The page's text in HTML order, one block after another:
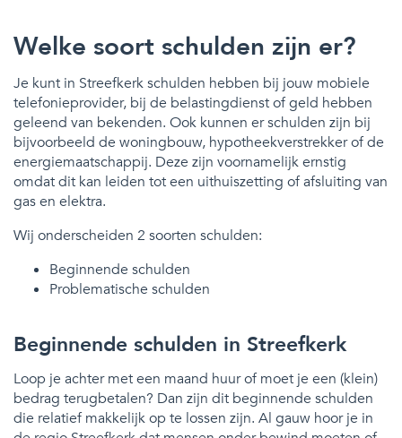
Welke soort schulden zijn er?
Je kunt in Streefkerk schulden hebben bij jouw mobiele
telefonieprovider, bij de belastingdienst of geld hebben
geleend van bekenden. Ook kunnen er schulden zijn bij
bijvoorbeeld de woningbouw, hypotheekverstrekker of de
energiemaatschappij. Deze zijn voornamelijk ernstig
omdat dit kan leiden tot een uithuiszetting of afsluiting van
gas en elektra.
Wij onderscheiden 2 soorten schulden:
Beginnende schulden
Problematische schulden
Beginnende schulden in Streefkerk
Loop je achter met een maand huur of moet je een (klein)
bedrag terugbetalen? Dan zijn dit beginnende schulden
die relatief makkelijk op te lossen zijn. Al gauw hoor je in